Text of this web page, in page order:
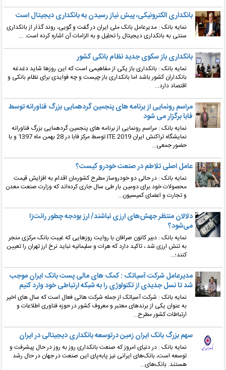
بانکداری الکترونیکی، پیش نیاز رسیدن به بانکداری دیجیتال است
نمایه بانک : مدیرعامل بانک ملی ایران در گفت و گویی، روند گذار از بانکداری
سنتی به بانکداری دیجیتال را تحلیل و به الزامات آن اشاره کرده است. ...
بانکداری باز سکوی جدید نظام بانکی کشور
نمایه بانک : بانکداری باز یکی از مفاهیمی است که این روزها شاید دغدغه
بانکداران کشور باشد اما بانکداری باز چیست و چه فوایدی برای نظام بانکی و
اقتصاد دارد...
مراسم رونمایی از برنامه های پنجمین گردهمایی بزرگ فناورانه توسط
فابا برگزار می شود
نمایه بانک : مراسم رونمایی از برنامه های پنجمین گردهمایی بزرگ فناورانه
نمایشگاه تراکنش ایران ITE 2019 توسط مرکز فابا در 28 بهمن ماه 1397 و با
حضور جمعی...
عامل اصلی تلاطم در صنعت خودرو کیست؟
نمایه بانک : در حالی دو خودروساز مطرح کشورمان اقدام به افزایش قیمت
محصولات خود برای دومین بار طی سال جاری کرده‌اند که وزارت صنعت معدن
و تجارت و اعضای کمیسیون...
دلالان منتظر جهش‌های ارزی نباشند/ ارز بودجه چطور رانت‌زا
می‌شود؟
نمایه بانک : دبیر کانون صرافان با روایت روزهایی که غیبت بانک مرکزی منجر
به تنش ارزی شد ، تاکید دارد که هرات و سلیمانیه نباید نرخ ارز تهران را تعیین
کنند؛...
مدیرعامل شرکت آسیاتک : کمک های مالی پست بانک ایران موجب
شد تا نسل جدیدی از تکنولوژی را به شبکه ارتباطی خود وارد کنیم
نمایه بانک : شرکت آسیاتک از جمله شرکت هائی فعال است که سال های اخیر
به عنوان یکی از برندهای معتبر و معروف کشور در حوزه فناوری اطلاعات و
ارتباطات کشور مطرح...
سهم بزرگ بانک ایران زمین درتوسعه بانکداری دیجیتالی در ایران
نمایه بانک : در دنیای امروز که صنعت بانکداری روز به روز در حال پیشرفت و
توسعه است، بانک‌های ایرانی نیز پابه‌پای این صنعت در جهان در حال رشد
هستند. بانک‌های...